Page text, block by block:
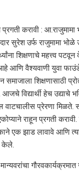
करावी : आ.राजुमामा
सुरेश उर्फ राजुमामा भोळे
शिक्षणाचे महत्त्व पटवून
आहे आणि वैश्यवाणी युवा
समाजाला शिक्षणासाठी
विद्यार्थी हेच उद्याचे
वाटचालीस प्रेरणा मिळते.
राहून प्रगती
एक झाड लावावे आणि
केले.
गौरव